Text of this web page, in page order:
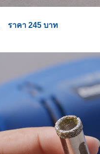
ราคา 245 บาท